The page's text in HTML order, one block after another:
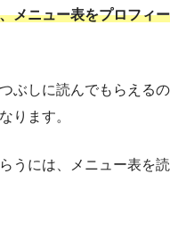
メニュー表をプロフィー
ぶしに読んでもらえるの
ります。
うには、メニュー表を読